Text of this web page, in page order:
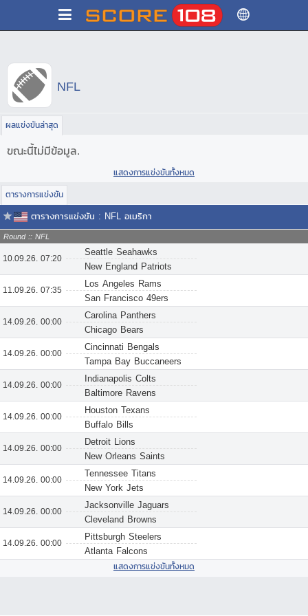
NFL
ผลแข่งขันล่าสุด
ขณะนี้ไม่มีข้อมูล.
แสดงการแข่งขันทั้งหมด
ตารางการแข่งขัน
ตารางการแข่งขัน : NFL อเมริกา
Round :: NFL
10.09.26. 07:20
Seattle Seahawks
New England Patriots
11.09.26. 07:35
Los Angeles Rams
San Francisco 49ers
14.09.26. 00:00
Carolina Panthers
Chicago Bears
14.09.26. 00:00
Cincinnati Bengals
Tampa Bay Buccaneers
14.09.26. 00:00
Indianapolis Colts
Baltimore Ravens
14.09.26. 00:00
Houston Texans
Buffalo Bills
14.09.26. 00:00
Detroit Lions
New Orleans Saints
14.09.26. 00:00
Tennessee Titans
New York Jets
14.09.26. 00:00
Jacksonville Jaguars
Cleveland Browns
14.09.26. 00:00
Pittsburgh Steelers
Atlanta Falcons
แสดงการแข่งขันทั้งหมด